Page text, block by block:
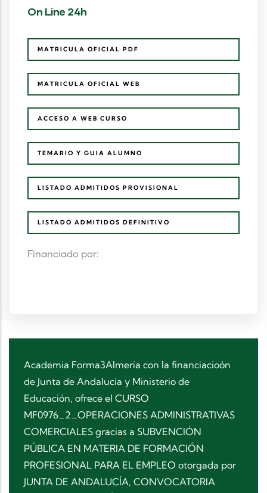
On Line 24h
MATRICULA OFICIAL PDF
MATRICULA OFICIAL WEB
ACCESO A WEB CURSO
TEMARIO Y GUIA ALUMNO
LISTADO ADMITIDOS PROVISIONAL
LISTADO ADMITIDOS DEFINITIVO
Financiado por:
Academia Forma3Almeria con la financiacioón
de Junta de Andalucia y Ministerio de
Educación, ofrece el CURSO
MF0976_2_OPERACIONES ADMINISTRATIVAS
COMERCIALES gracias a SUBVENCIÓN
PÚBLICA EN MATERIA DE FORMACIÓN
PROFESIONAL PARA EL EMPLEO otorgada por
JUNTA DE ANDALUCÍA, CONVOCATORIA